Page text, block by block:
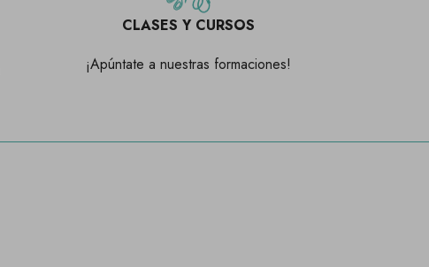
CLASES Y CURSOS
¡Apúntate a nuestras formaciones!